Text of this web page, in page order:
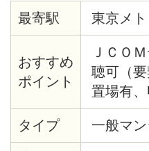
最寄駅 東京メ
おすすめ
ポイント
ＪＣＯ
聴可（
置場有
タイプ 一般マ